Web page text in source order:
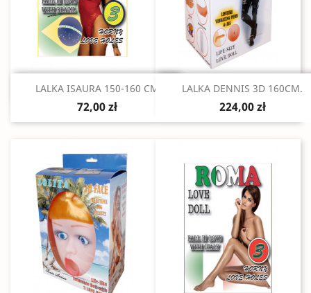
Szybki podgląd
LALKA ISAURA 150-160 CM
72,00 zł
Szybki podgląd
LALKA DENNIS 3D 160CM.
224,00 zł